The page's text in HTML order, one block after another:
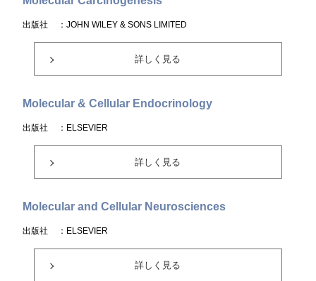
出版社 ：JOHN WILEY & SONS LIMITED
詳しく見る
Molecular & Cellular Endocrinology
出版社 ：ELSEVIER
詳しく見る
Molecular and Cellular Neurosciences
出版社 ：ELSEVIER
詳しく見る